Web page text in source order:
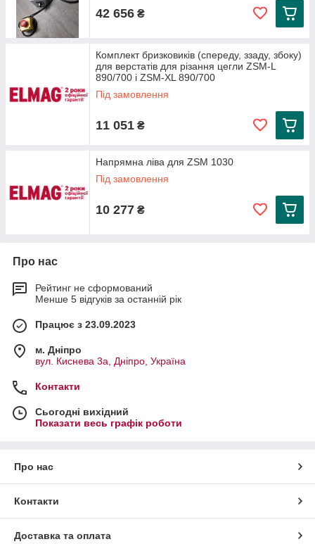
42 656 ₴
Комплект бризковиків (спереду, ззаду, збоку)
для верстатів для різання цегли ZSM-L
890/700 і ZSM-XL 890/700
Під замовлення
11 051 ₴
Напрямна ліва для ZSM 1030
Під замовлення
10 277 ₴
Про нас
Рейтинг не сформований
Менше 5 відгуків за останній рік
Працює з 23.09.2023
м. Дніпро
вул. Киснева 3а, Дніпро, Україна
Контакти
Сьогодні вихідний
Показати весь графік роботи
Про нас
Контакти
Доставка та оплата